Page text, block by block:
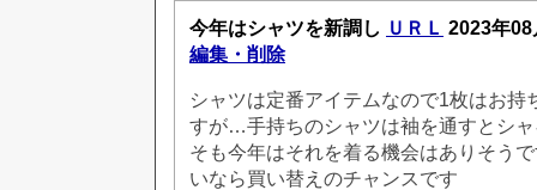
今年はシャツを新調し ＵＲＬ 2023年08
編集・削除
シャツは定番アイテムなので1枚はお持
すが…手持ちのシャツは袖を通すとシ
そも今年はそれを着る機会はありそう
いなら買い替えのチャンスです